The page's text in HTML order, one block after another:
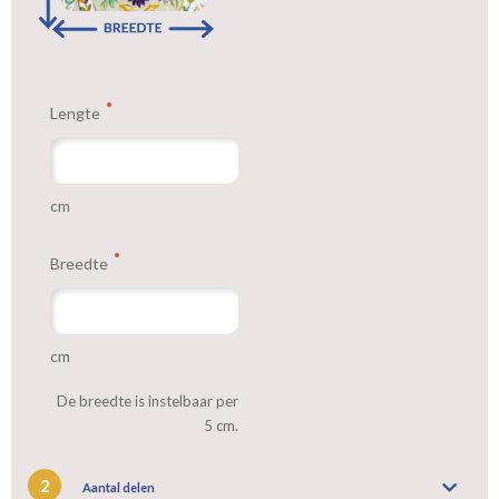
Lengte
cm
Breedte
cm
De breedte is instelbaar per
5 cm.
2 Aantal delen